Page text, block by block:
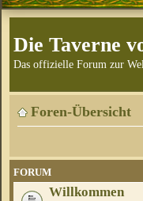
Die Taverne
Das offizielle Forum zur
Foren-Übersicht
FORUM
Willkommen